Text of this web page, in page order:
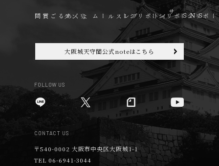
よくあるご質問 リンク プレスルーム サイトポリシー ＳＮＳポリシー プライバシーポリシー
大阪城天守閣公式noteはこちら
FOLLOW US
CONTACT US
〒540-0002 大阪市中央区大阪城1-1
TEL 06-6941-3044